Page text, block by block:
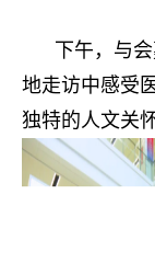
下午，与会
地走访中感受
独特的人文关